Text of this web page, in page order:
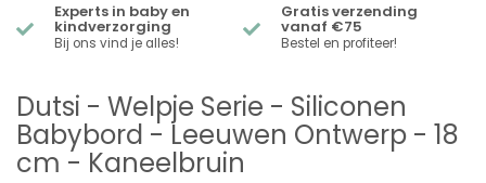
Experts in baby en
kindverzorging
Bij ons vind je alles!
Gratis verzending
vanaf €75
Bestel en profiteer!
Dutsi - Welpje Serie - Siliconen
Babybord - Leeuwen Ontwerp - 18
cm - Kaneelbruin